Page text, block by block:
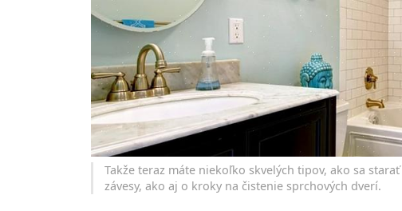
Takže teraz máte niekoľko skvelých tipov, ako sa
závesy, ako aj o kroky na čistenie sprchových dverí.